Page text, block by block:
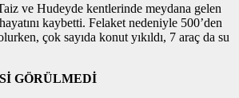
ve Hudeyde kentlerinde meydana gelen
kaybetti. Felaket nedeniyle 500’den
çok sayıda konut yıkıldı, 7 araç da su
GÖRÜLMEDİ